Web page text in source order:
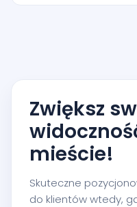
Zwiększ
mieście!
Skuteczne
do klientów wtedy,